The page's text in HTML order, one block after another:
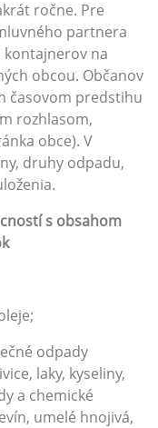
ročne. Pre
partnera
na
obcou. Občanov
časovom predstihu
rozhlasom,
obce). V
druhy odpadu,
s obsahom
odpady
laky, kyseliny,
a chemické
umelé hnojivá,